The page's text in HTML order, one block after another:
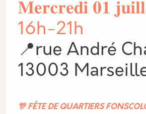
𝐌𝐞𝐫𝐜𝐫𝐞𝐝𝐢 𝟎𝟏
16h-21h
📍rue André
13003
🎊 FÊTE DE QUARTIERS